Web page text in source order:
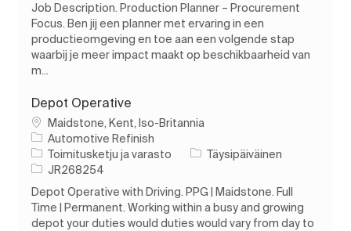
Job Description. Production Planner – Procurement
Focus. Ben jij een planner met ervaring in een
productieomgeving en toe aan een volgende stap
waarbij je meer impact maakt op beschikbaarheid van
m...
Depot Operative
PaikkaMaidstone, Kent, Iso-Britannia
Automotive Refinish
Luokka
Toimitusketju ja varasto Työn tyyppi
Täysipäiväinen
Työn tunnus
JR268254
Depot Operative with Driving. PPG | Maidstone. Full
Time | Permanent. Working within a busy and growing
depot your duties would duties would vary from day to